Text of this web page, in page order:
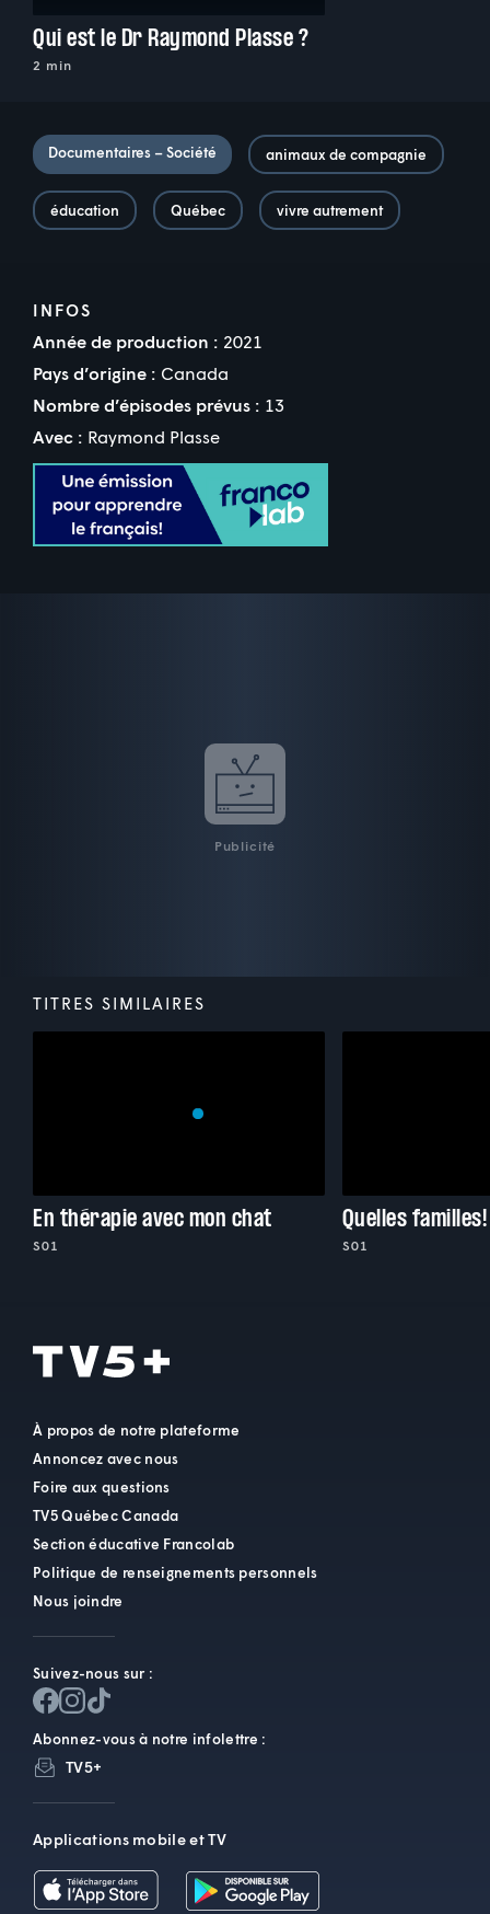
Qui est le Dr Raymond Plasse ?
2 min
Documentaires – Société animaux de compagnie
éducation Québec vivre autrement
INFOS
Année de production : 2021
Pays d’origine : Canada
Nombre d’épisodes prévus : 13
Avec : Raymond Plasse
Publicité
TITRES SIMILAIRES
En thérapie avec mon chat
S01
Quelles familles!
S01
À propos de notre plateforme
Annoncez avec nous
Foire aux questions
TV5 Québec Canada
Section éducative Francolab
Politique de renseignements personnels
Nous joindre
Suivez-nous sur :
Abonnez-vous à notre infolettre :
TV5+
Applications mobile et TV